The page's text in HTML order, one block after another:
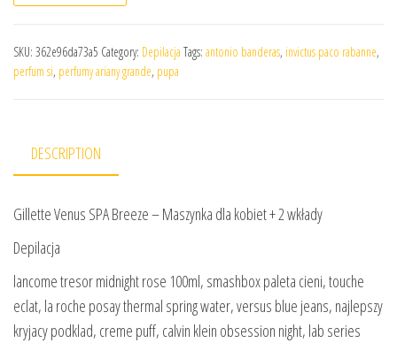
SKU: 362e96da73a5 Category: Depilacja Tags: antonio banderas, invictus paco rabanne,
perfum si, perfumy ariany grande, pupa
DESCRIPTION
Gillette Venus SPA Breeze – Maszynka dla kobiet + 2 wkłady
Depilacja
lancome tresor midnight rose 100ml, smashbox paleta cieni, touche
eclat, la roche posay thermal spring water, versus blue jeans, najlepszy
kryjacy podklad, creme puff, calvin klein obsession night, lab series